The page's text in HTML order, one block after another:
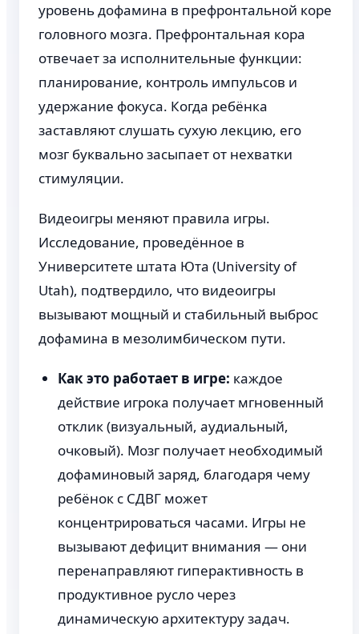
уровень дофамина в префронтальной коре
головного мозга. Префронтальная кора
отвечает за исполнительные функции:
планирование, контроль импульсов и
удержание фокуса. Когда ребёнка
заставляют слушать сухую лекцию, его
мозг буквально засыпает от нехватки
стимуляции.
Видеоигры меняют правила игры.
Исследование, проведённое в
Университете штата Юта (University of
Utah), подтвердило, что видеоигры
вызывают мощный и стабильный выброс
дофамина в мезолимбическом пути.
Как это работает в игре: каждое
действие игрока получает мгновенный
отклик (визуальный, аудиальный,
очковый). Мозг получает необходимый
дофаминовый заряд, благодаря чему
ребёнок с СДВГ может
концентрироваться часами. Игры не
вызывают дефицит внимания — они
перенаправляют гиперактивность в
продуктивное русло через
динамическую архитектуру задач.